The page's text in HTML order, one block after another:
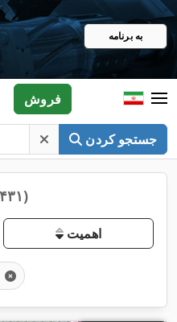
به برنامه
جستجو کردن
فروش
اهمیت